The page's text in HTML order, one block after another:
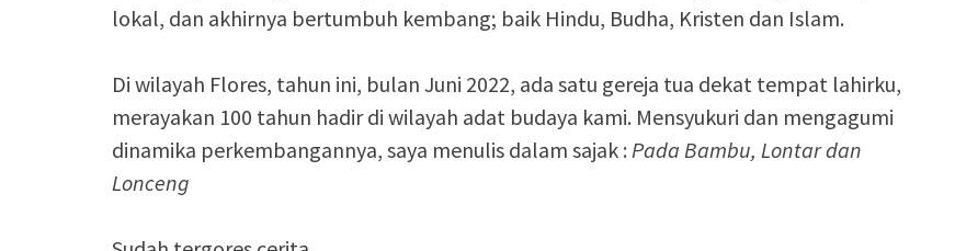
lokal, dan akhirnya bertumbuh kembang; baik Hindu, Budha, Kristen dan Islam.
Di wilayah Flores, tahun ini, bulan Juni 2022, ada satu gereja tua dekat tempat lahirku,
merayakan 100 tahun hadir di wilayah adat budaya kami. Mensyukuri dan mengagumi
dinamika perkembangannya, saya menulis dalam sajak : Pada Bambu, Lontar dan
Lonceng